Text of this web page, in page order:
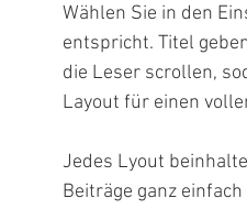
Wählen Sie in den
entspricht. Titel
die Leser scrollen,
Layout für einen
Jedes Lyout
Beiträge ganz